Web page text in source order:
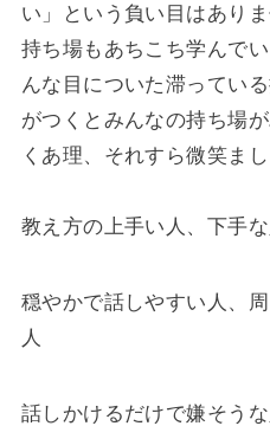
い」という負い目はありま
持ち場もあちこち学んで
んな目についた滞ってい
がつくとみんなの持ち場
くあ理、それすら微笑まし
教え方の上手い人、下手
穏やかで話しやすい人、
人
話しかけるだけで嫌そうな